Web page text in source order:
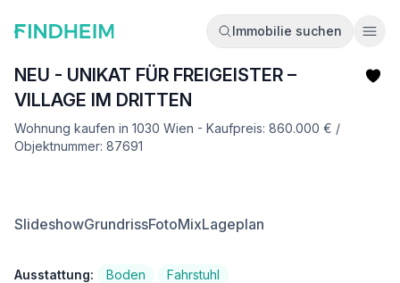
Immobilie suchen
NEU - UNIKAT FÜR FREIGEISTER –
VILLAGE IM DRITTEN
Wohnung kaufen in 1030 Wien - Kaufpreis: 860.000 € /
Objektnummer: 87691
SlideshowGrundrissFotoMixLageplan
Ausstattung: Boden
Fahrstuhl